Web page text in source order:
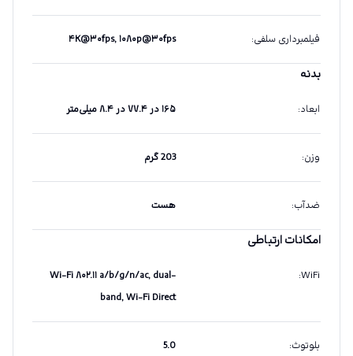
فیلمبرداری سلفی: ۴K@۳۰fps, ۱۰۸۰p@۳۰fps
بدنه
ابعاد: ۱۶۵ در ۷۷.۴ در ۸.۴ میلی‌متر
وزن: 203 گرم
ضدآب: هست
امکانات ارتباطی
WiFi
:
Wi-Fi ۸۰۲.۱۱ a/b/g/n/ac, dual-
band, Wi-Fi Direct
بلوتوث:
5.0